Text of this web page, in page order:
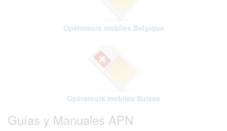
Opérateurs mobiles Belgique
Opérateurs mobiles Suisse
Guías y Manuales APN